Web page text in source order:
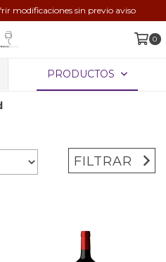
modificaciones sin previo aviso
0
PRODUCTOS
FILTRAR